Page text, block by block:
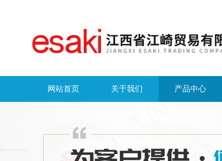
网站首页 关于我们 产品中心